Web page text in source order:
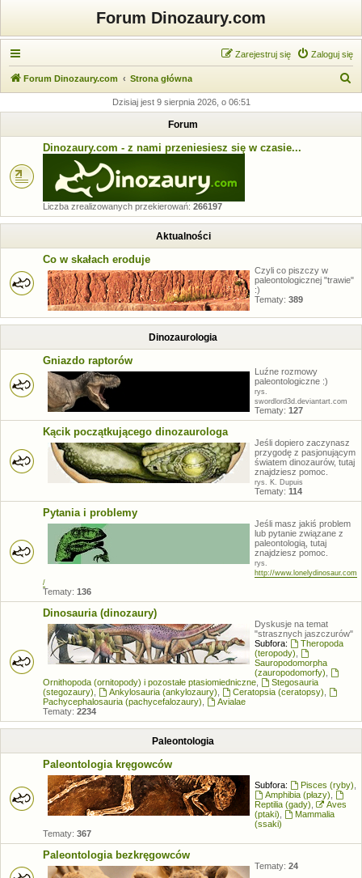
Forum Dinozaury.com
Zaloguj się
Zarejestruj się
Forum Dinozaury.com Strona główna
k
Dzisiaj jest 9 sierpnia 2026, o 06:51
Forum
Dinozaury.com - z nami przeniesiesz się w czasie...
Liczba zrealizowanych przekierowań: 266197
Aktualności
Co w skałach eroduje
Czyli co piszczy w
paleontologicznej "trawie"
:)
Tematy: 389
Dinozaurologia
Gniazdo raptorów
Luźne rozmowy
paleontologiczne :)
rys.
swordlord3d.deviantart.com
Tematy: 127
Kącik początkującego dinozaurologa
Jeśli dopiero zaczynasz
przygodę z pasjonującym
światem dinozaurów, tutaj
znajdziesz pomoc.
rys. K. Dupuis
Tematy: 114
Pytania i problemy
Jeśli masz jakiś problem
lub pytanie związane z
paleontologią, tutaj
znajdziesz pomoc.
rys.
http://www.lonelydinosaur.com
/
Tematy: 136
Dinosauria (dinozaury)
Dyskusje na temat
"strasznych jaszczurów"
Subfora:
Theropoda
(teropody)
Sauropodomorpha
(zauropodomorfy)
Ornithopoda (ornitopody) i pozostałe ptasiomiedniczne
Stegosauria
(stegozaury)
Ankylosauria (ankylozaury) Ceratopsia (ceratopsy)
Pachycephalosauria (pachycefalozaury)
Avialae
Tematy: 2234
Paleontologia
Paleontologia kręgowców
Subfora: Pisces (ryby)
Amphibia (płazy)
Reptilia (gady)
Aves
(ptaki)
Mammalia
(ssaki)
Tematy: 367
Paleontologia bezkręgowców
Tematy: 24